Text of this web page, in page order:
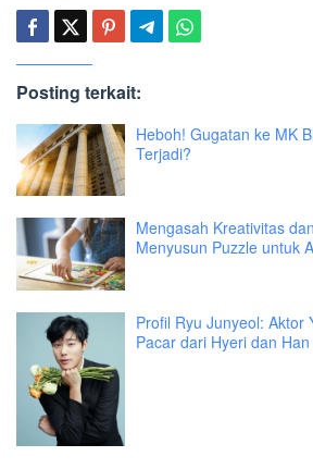
Posting terkait:
Heboh! Gugatan ke MK
Terjadi?
Mengasah Kreativitas
Menyusun Puzzle untuk
Profil Ryu Junyeol: Aktor
Pacar dari Hyeri dan